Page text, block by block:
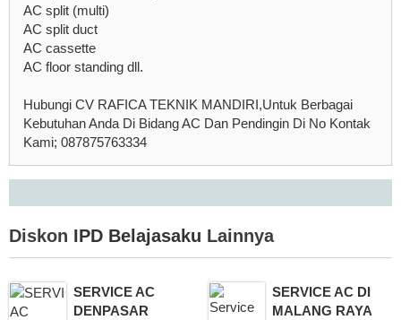
AC split (multi)
AC split duct
AC cassette
AC floor standing dll.
Hubungi CV RAFICA TEKNIK MANDIRI,Untuk Berbagai
Kebutuhan Anda Di Bidang AC Dan Pendingin Di No Kontak
Kami; 087875763334
Diskon IPD Belajasaku Lainnya
SERVICE AC
DENPASAR
SERVICE AC DI
MALANG RAYA